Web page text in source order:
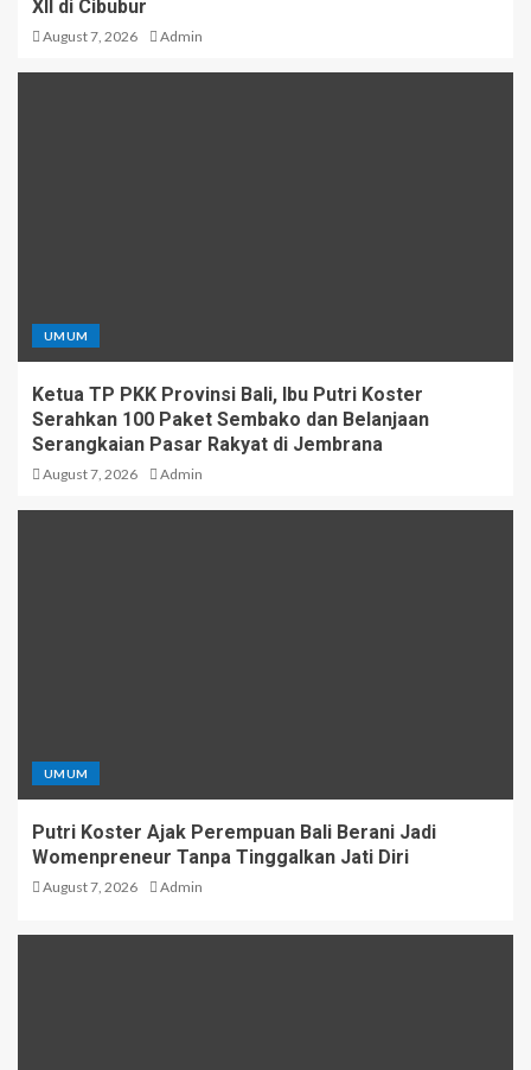
XII di Cibubur
August 7, 2026 Admin
UMUM
Ketua TP PKK Provinsi Bali, Ibu Putri Koster
Serahkan 100 Paket Sembako dan Belanjaan
Serangkaian Pasar Rakyat di Jembrana
August 7, 2026 Admin
UMUM
Putri Koster Ajak Perempuan Bali Berani Jadi
Womenpreneur Tanpa Tinggalkan Jati Diri
August 7, 2026 Admin